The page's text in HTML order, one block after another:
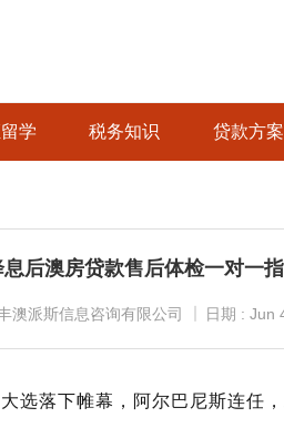
学 税务知识 贷款方案
后澳房贷款售后体检一对一
澳派斯信息咨询有限公司 日期 : Jun
选落下帷幕，阿尔巴尼斯连任